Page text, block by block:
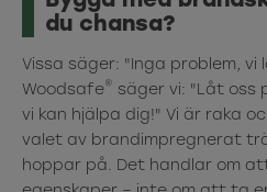
du chansa?
Vissa säger: "Inga problem, vi
Woodsafe® säger vi: "Låt oss
vi kan hjälpa dig!" Vi är raka
valet av brandimpregnerat
hoppar på. Det handlar om